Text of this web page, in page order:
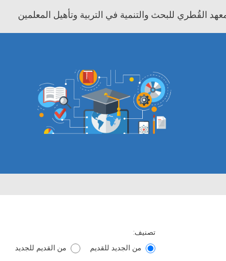
القُطري للبحث والتنمية في التربية وتأهيل المعلمين
تصنيف:
من الجديد للقديم
من القديم للجديد